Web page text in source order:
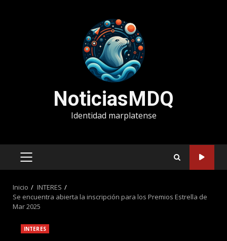
NoticiasMDQ
Identidad marplatense
MENÚ
Inicio
INTERES
Se encuentra abierta la inscripción para los Premios Estrella de
Mar 2025
INTERES